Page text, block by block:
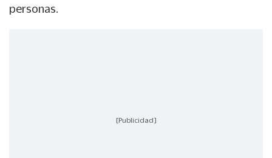
personas.
[Publicidad]